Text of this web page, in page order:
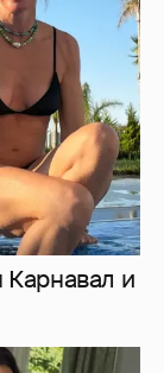
Карнавал и